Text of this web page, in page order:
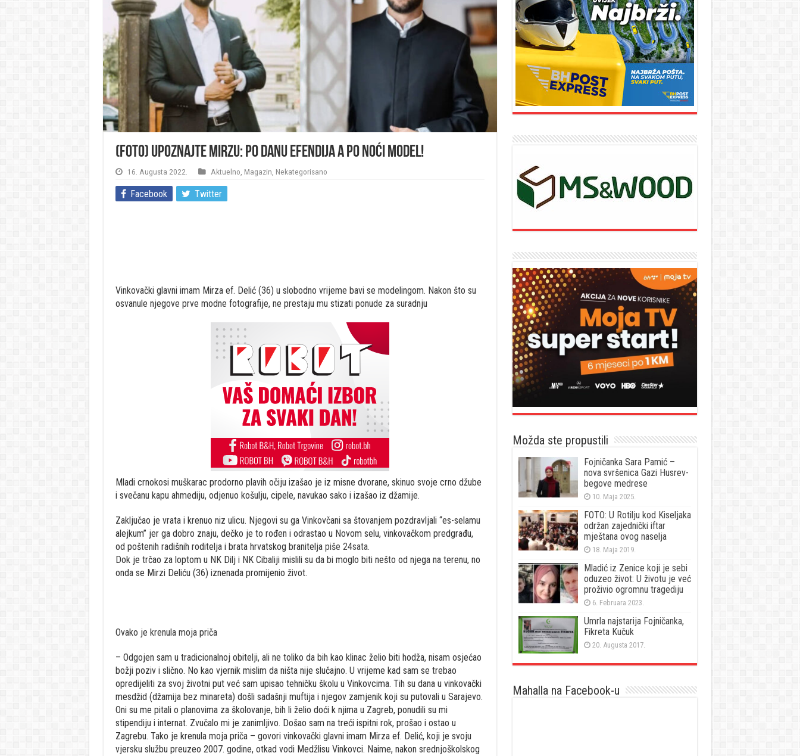
(FOTO) Upoznajte Mirzu: Po danu efendija a po noći model!
16. Augusta 2022. Aktuelno Magazin Nekategorisano
Facebook Twitter
Vinkovački glavni imam Mirza ef. Delić (36) u slobodno vrijeme bavi se modelingom. Nakon što su
osvanule njegove prve modne fotografije, ne prestaju mu stizati ponude za suradnju
Mladi crnokosi muškarac prodorno plavih očiju izašao je iz misne dvorane, skinuo svoje crno džube
i svečanu kapu ahmediju, odjenuo košulju, cipele, navukao sako i izašao iz džamije.
Zaključao je vrata i krenuo niz ulicu. Njegovi su ga Vinkovčani sa štovanjem pozdravljali “es-selamu
alejkum” jer ga dobro znaju, dečko je to rođen i odrastao u Novom selu, vinkovačkom predgrađu,
od poštenih radišnih roditelja i brata hrvatskog branitelja piše 24sata.
Dok je trčao za loptom u NK Dilj i NK Cibaliji mislili su da bi moglo biti nešto od njega na terenu, no
onda se Mirzi Deliću (36) iznenada promijenio život.
Ovako je krenula moja priča
– Odgojen sam u tradicionalnoj obitelji, ali ne toliko da bih kao klinac želio biti hodža, nisam osjećao
božji poziv i slično. No kao vjernik mislim da ništa nije slučajno. U vrijeme kad sam se trebao
opredijeliti za svoj životni put već sam upisao tehničku školu u Vinkovcima. Tih su dana u vinkovački
mesdžid (džamija bez minareta) došli sadašnji muftija i njegov zamjenik koji su putovali u Sarajevo.
Oni su me pitali o planovima za školovanje, bih li želio doći k njima u Zagreb, ponudili su mi
stipendiju i internat. Zvučalo mi je zanimljivo. Došao sam na treći ispitni rok, prošao i ostao u
Zagrebu. Tako je krenula moja priča – govori vinkovački glavni imam Mirza ef. Delić, koji je svoju
vjersku službu preuzeo 2007. godine, otkad vodi Medžlisu Vinkovci. Naime, nakon srednjoškolskog
Možda ste propustili
Fojničanka Sara Pamić –
nova svršenica Gazi Husrev-
begove medrese
10. Maja 2025.
FOTO: U Rotilju kod Kiseljaka
održan zajednički iftar
mještana ovog naselja
18. Maja 2019.
Mladić iz Zenice koji je sebi
oduzeo život: U životu je već
proživio ogromnu tragediju
6. Februara 2023.
Umrla najstarija Fojničanka,
Fikreta Kučuk
20. Augusta 2017.
Mahalla na Facebook-u